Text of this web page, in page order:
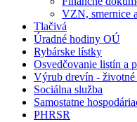
VZN, smernice
Tlačivá
Úradné hodiny OÚ
Rybárske lístky
Osvedčovanie listín a
Výrub drevín - životné
Sociálna služba
Samostatne
PHRSR